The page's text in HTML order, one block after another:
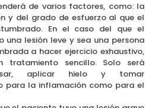
de varios factores, como: la
y del grado de esfuerzo al que el
En el caso del que el
una lesión leve y sea una persona
a hacer ejercicio exhaustivo,
tratamiento sencillo. Solo será
aplicar hielo y tomar
para la inflamación como para el